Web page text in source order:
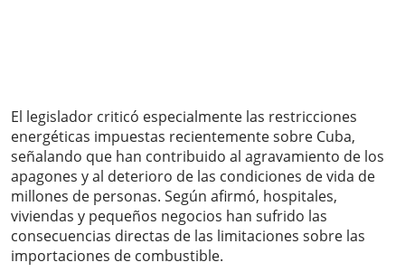
El legislador criticó especialmente las restricciones
energéticas impuestas recientemente sobre Cuba,
señalando que han contribuido al agravamiento de los
apagones y al deterioro de las condiciones de vida de
millones de personas. Según afirmó, hospitales,
viviendas y pequeños negocios han sufrido las
consecuencias directas de las limitaciones sobre las
importaciones de combustible.